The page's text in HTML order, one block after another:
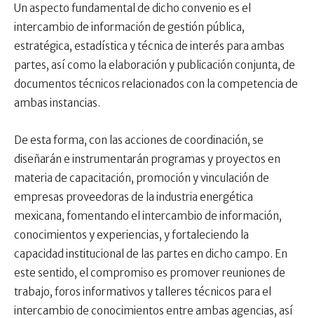
Un aspecto fundamental de dicho convenio es el
intercambio de información de gestión pública,
estratégica, estadística y técnica de interés para ambas
partes, así como la elaboración y publicación conjunta, de
documentos técnicos relacionados con la competencia de
ambas instancias.
De esta forma, con las acciones de coordinación, se
diseñarán e instrumentarán programas y proyectos en
materia de capacitación, promoción y vinculación de
empresas proveedoras de la industria energética
mexicana, fomentando el intercambio de información,
conocimientos y experiencias, y fortaleciendo la
capacidad institucional de las partes en dicho campo. En
este sentido, el compromiso es promover reuniones de
trabajo, foros informativos y talleres técnicos para el
intercambio de conocimientos entre ambas agencias, así